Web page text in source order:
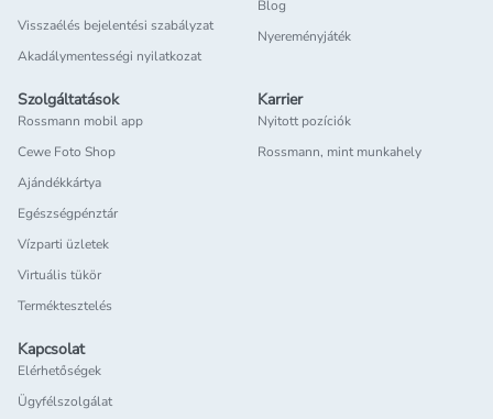
Visszaélés bejelentési szabályzat
Akadálymentességi nyilatkozat
Blog
Nyereményjáték
Szolgáltatások
Rossmann mobil app
Cewe Foto Shop
Ajándékkártya
Egészségpénztár
Vízparti üzletek
Virtuális tükör
Terméktesztelés
Karrier
Nyitott pozíciók
Rossmann, mint munkahely
Kapcsolat
Elérhetőségek
Ügyfélszolgálat